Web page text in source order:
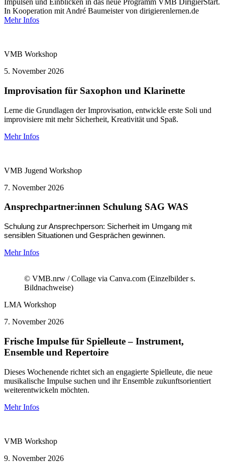
Impulsen und Einblicken in das neue Programm VMB DirigierStart.
In Kooperation mit André Baumeister von dirigierenlernen.de
Mehr Infos
VMB Workshop
5. November 2026
Improvisation für Saxophon und Klarinette
Lerne die Grundlagen der Improvisation, entwickle erste Soli und
improvisiere mit mehr Sicherheit, Kreativität und Spaß.
Mehr Infos
VMB Jugend Workshop
7. November 2026
Ansprechpartner:innen Schulung SAG WAS
Schulung zur Ansprechperson: Sicherheit im Umgang mit
sensiblen Situationen und Gesprächen gewinnen.
Mehr Infos
© VMB.nrw / Collage via Canva.com (Einzelbilder s.
Bildnachweise)
LMA Workshop
7. November 2026
Frische Impulse für Spielleute – Instrument,
Ensemble und Repertoire
Dieses Wochenende richtet sich an engagierte Spielleute, die neue
musikalische Impulse suchen und ihr Ensemble zukunftsorientiert
weiterentwickeln möchten.
Mehr Infos
VMB Workshop
9. November 2026